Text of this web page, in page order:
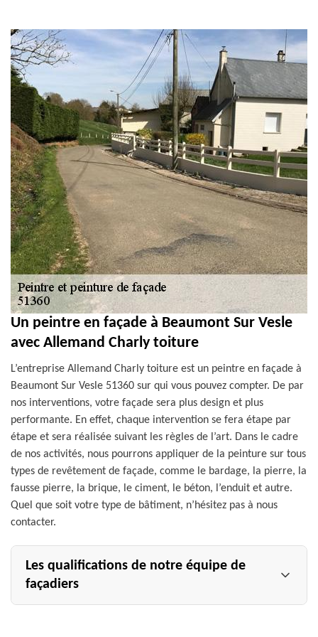
et PVC 51
Un peintre en façade à Beaumont Sur Vesle
avec Allemand Charly toiture
L’entreprise Allemand Charly toiture est un peintre en façade à
Beaumont Sur Vesle 51360 sur qui vous pouvez compter. De par
nos interventions, votre façade sera plus design et plus
performante. En effet, chaque intervention se fera étape par
étape et sera réalisée suivant les règles de l’art. Dans le cadre
de nos activités, nous pourrons appliquer de la peinture sur tous
types de revêtement de façade, comme le bardage, la pierre, la
fausse pierre, la brique, le ciment, le béton, l’enduit et autre.
Quel que soit votre type de bâtiment, n’hésitez pas à nous
contacter.
Les qualifications de notre équipe de
façadiers